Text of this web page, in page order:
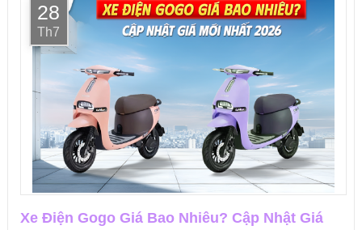
28
Th7
Xe Điện Gogo Giá Bao Nhiêu? Cập Nhật Giá